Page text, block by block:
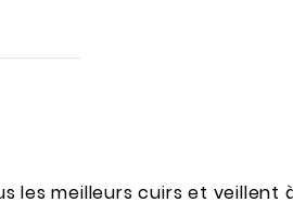
les meilleurs cuirs et veillent